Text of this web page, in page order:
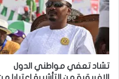
تشاد تعفي مواطني الدول